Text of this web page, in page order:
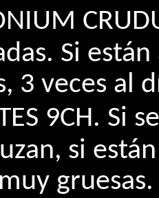
Si
3 veces al
9CH. Si
si